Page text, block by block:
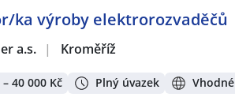
ka výroby elektrorozvaděčů
a.s. | Kroměříž
40 000 Kč Plný úvazek